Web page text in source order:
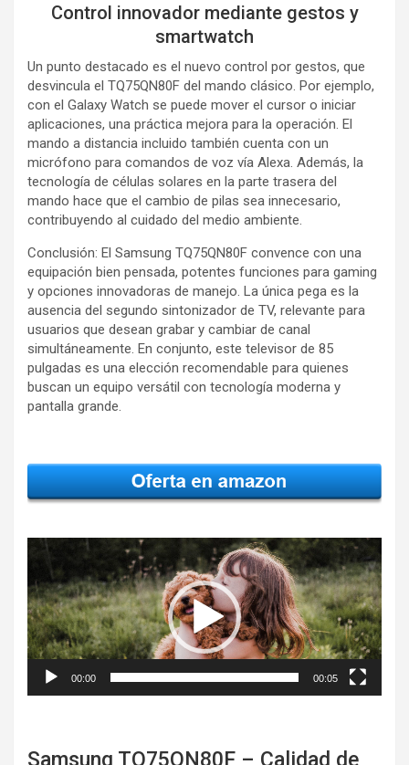
Control innovador mediante gestos y
smartwatch
Un punto destacado es el nuevo control por gestos, que
desvincula el TQ75QN80F del mando clásico. Por ejemplo,
con el Galaxy Watch se puede mover el cursor o iniciar
aplicaciones, una práctica mejora para la operación. El
mando a distancia incluido también cuenta con un
micrófono para comandos de voz vía Alexa. Además, la
tecnología de células solares en la parte trasera del
mando hace que el cambio de pilas sea innecesario,
contribuyendo al cuidado del medio ambiente.
Conclusión: El Samsung TQ75QN80F convence con una
equipación bien pensada, potentes funciones para gaming
y opciones innovadoras de manejo. La única pega es la
ausencia del segundo sintonizador de TV, relevante para
usuarios que desean grabar y cambiar de canal
simultáneamente. En conjunto, este televisor de 85
pulgadas es una elección recomendable para quienes
buscan un equipo versátil con tecnología moderna y
pantalla grande.
Reproductor
vídeo
00:00 00:05
Samsung TQ75QN80F – Calidad de